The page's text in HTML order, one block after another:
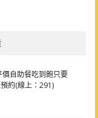
價自助餐吃到飽只要
約(線上：291)